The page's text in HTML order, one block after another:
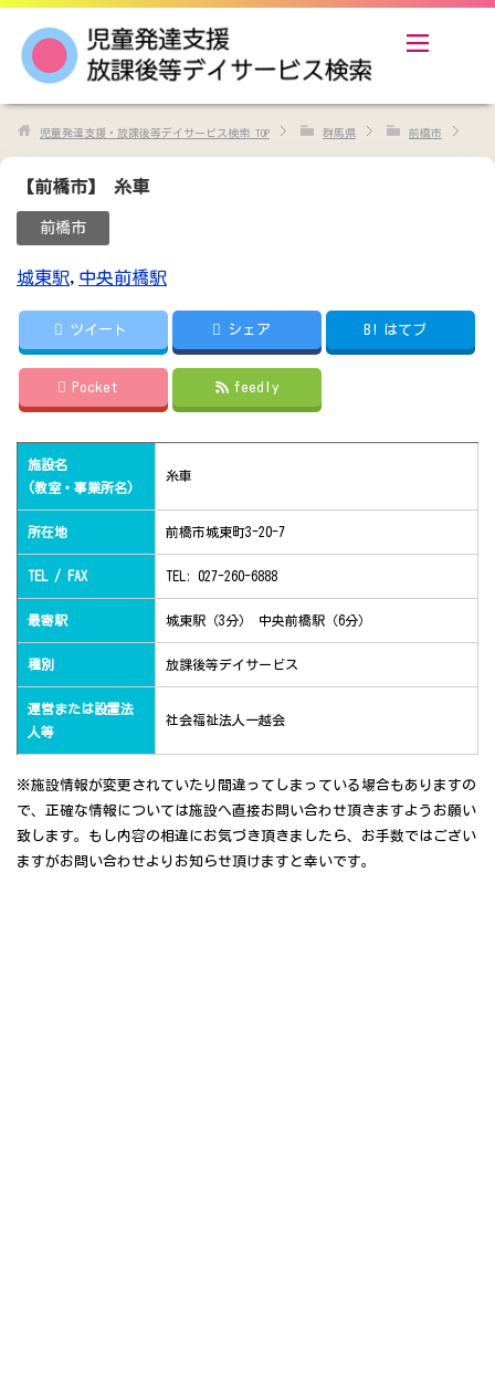
児童発達支援・放課後等デイサービス検索 TOP 群馬県 前橋市
【前橋市】 糸車
前橋市
城東駅, 中央前橋駅
ツイート シェア B! はてブ
Pocket feedly
施設名
(教室・事業所名)
糸車
所在地 前橋市城東町3-20-7
TEL / FAX TEL: 027-260-6888
最寄駅 城東駅（3分） 中央前橋駅（6分）
種別 放課後等デイサービス
運営または設置法
人等
社会福祉法人一越会
※施設情報が変更されていたり間違ってしまっている場合もありますの
で、正確な情報については施設へ直接お問い合わせ頂きますようお願い
致します。もし内容の相違にお気づき頂きましたら、お手数ではござい
ますがお問い合わせよりお知らせ頂けますと幸いです。